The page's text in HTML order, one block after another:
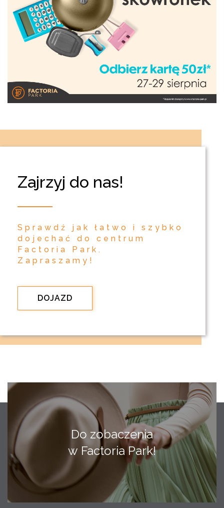
Zajrzyj do nas!
Sprawdź jak łatwo i szybko
dojechać do centrum
Factoria Park.
Zapraszamy!
DOJAZD
Do zobaczenia
w Factoria Park!